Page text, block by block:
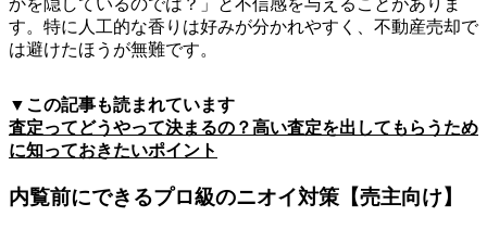
かを隠しているのでは？」と不信感を与えることがありま
す。特に人工的な香りは好みが分かれやすく、不動産売却で
は避けたほうが無難です。
▼この記事も読まれています
査定ってどうやって決まるの？高い査定を出してもらうため
に知っておきたいポイント
内覧前にできるプロ級のニオイ対策【売主向け】